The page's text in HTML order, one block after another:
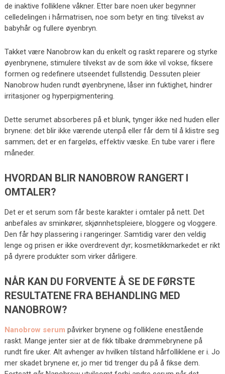
de inaktive folliklene våkner. Etter bare noen uker begynner
celledelingen i hårmatrisen, noe som betyr en ting: tilvekst av
babyhår og fullere øyenbryn.
Takket være Nanobrow kan du enkelt og raskt reparere og styrke
øyenbrynene, stimulere tilvekst av de som ikke vil vokse, fiksere
formen og redefinere utseendet fullstendig. Dessuten pleier
Nanobrow huden rundt øyenbrynene, låser inn fuktighet, hindrer
irritasjoner og hyperpigmentering.
Dette serumet absorberes på et blunk, tynger ikke ned huden eller
brynene: det blir ikke værende utenpå eller får dem til å klistre seg
sammen; det er en fargeløs, effektiv væske. En tube varer i flere
måneder.
HVORDAN BLIR NANOBROW RANGERT I
OMTALER?
Det er et serum som får beste karakter i omtaler på nett. Det
anbefales av sminkører, skjønnhetspleiere, bloggere og vloggere.
Den får høy plassering i rangeringer. Samtidig varer den veldig
lenge og prisen er ikke overdrevent dyr; kosmetikkmarkedet er rikt
på dyrere produkter som virker dårligere.
NÅR KAN DU FORVENTE Å SE DE FØRSTE
RESULTATENE FRA BEHANDLING MED
NANOBROW?
Nanobrow serum påvirker brynene og folliklene enestående
raskt. Mange jenter sier at de fikk tilbake drømmebrynene på
rundt fire uker. Alt avhenger av hvilken tilstand hårfolliklene er i. Jo
mer skadet brynene er, jo mer tid trenger du på å fikse dem.